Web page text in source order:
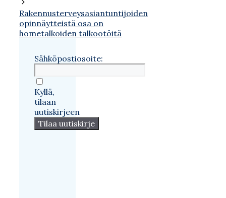
Rakennusterveysasiantuntijoiden
opinnäytteistä osa on
hometalkoiden talkootöitä
Sähköpostiosoite:
Kyllä,
tilaan
uutiskirjeen